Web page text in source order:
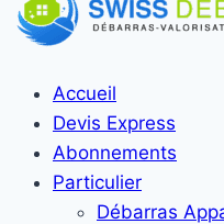
Accueil
Devis Express
Abonnements
Particulier
Débarras